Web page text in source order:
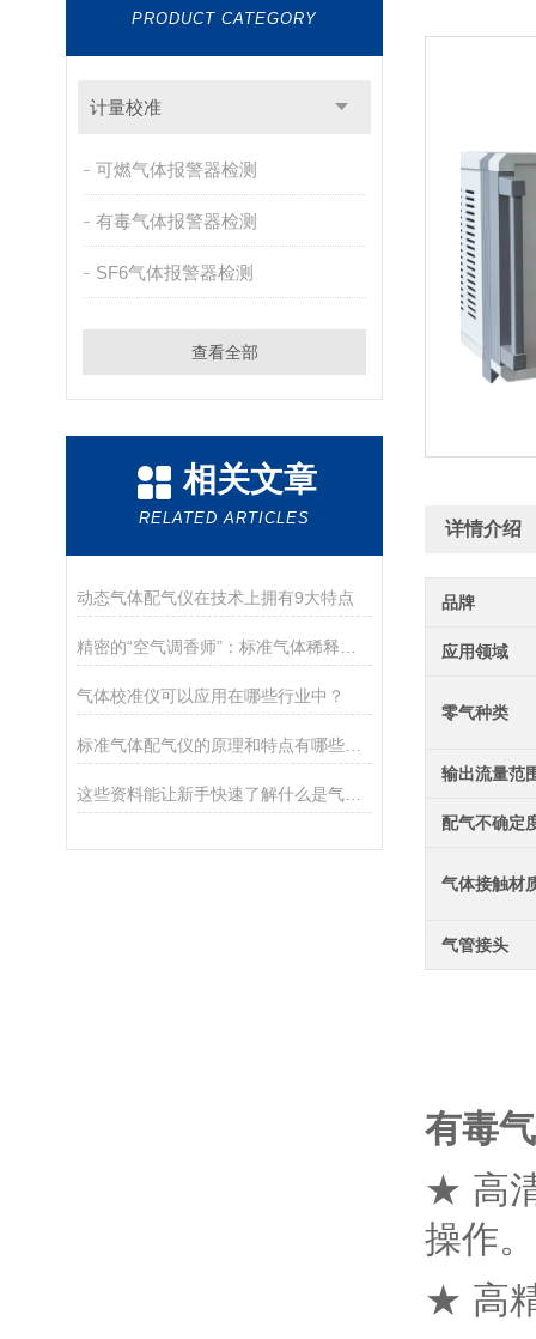
PRODUCT CATEGORY
计量校准
可燃气体报警器检测
有毒气体报警器检测
SF6气体报警器检测
查看全部
相关文章
RELATED ARTICLES
动态气体配气仪在技术上拥有9大特点
气体校准仪可以应用在哪些行业中？
标准气体配气仪的原理和特点有哪些呢？
这些资料能让新手快速了解什么是气体稀释仪！
详情介绍
品牌
应用领域
零气种类
输出流量范
配气不确定
气体接触材
气管接头
有毒
★ 高
操作。
★ 高